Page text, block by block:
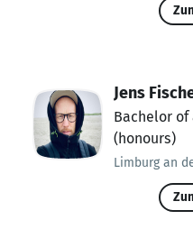
Jens
Bachelor of
(honours)
Limburg an